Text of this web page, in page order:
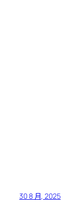
30 8 月, 2025